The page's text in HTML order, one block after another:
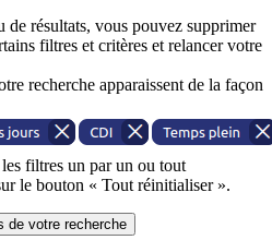
de résultats, vous pouvez supprimer
filtres et critères et relancer votre
recherche apparaissent de la façon
filtres un par un ou tout
le bouton « Tout réinitialiser ».
de votre recherche